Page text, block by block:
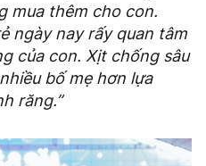
mua thêm cho con.
ngày nay rấy quan tâm
của con. Xịt chống sâu
bố mẹ hơn lựa
răng.”